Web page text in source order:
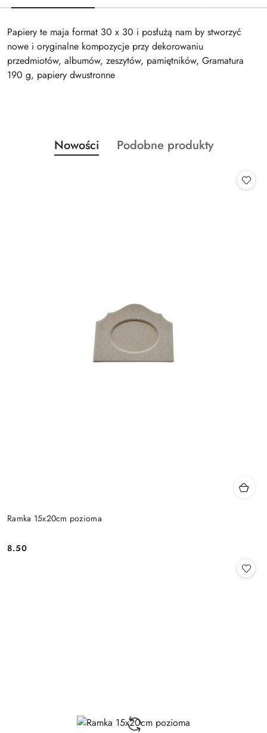
Papiery te maja format 30 x 30 i posłużą nam by stworzyć
nowe i oryginalne kompozycje przy dekorowaniu
przedmiotów, albumów, zeszytów, pamiętników, Gramatura
190 g, papiery dwustronne
Pomiń karuzelę produktów
Produkty
o
Nowości
Produkty
Podobne produkty
Ramka 15x20cm pozioma
Cena:
8.50